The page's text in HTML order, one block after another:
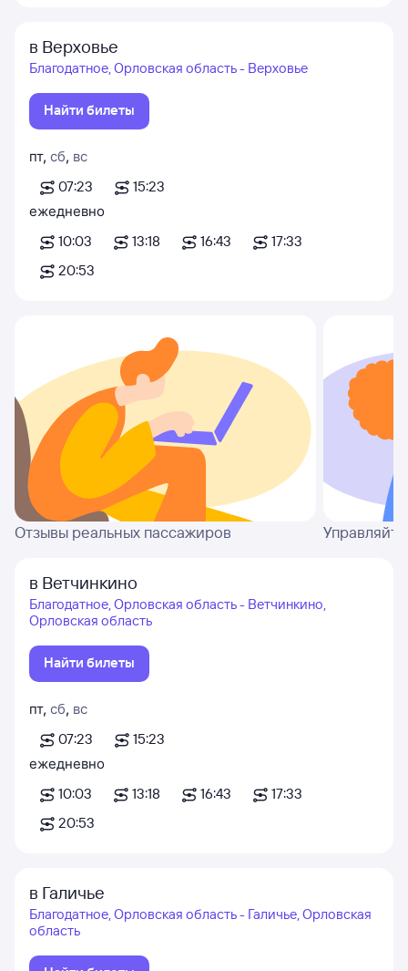
в Верховье
Благодатное, Орловская область - Верховье
Найти билеты
пт, сб, вс
07:23
15:23
ежедневно
10:03
13:18 16:43
17:33
20:53
Отзывы реальных пассажиров
в Ветчинкино
Благодатное, Орловская область - Ветчинкино,
Орловская область
Найти билеты
пт, сб, вс
07:23
15:23
ежедневно
10:03
13:18 16:43
17:33
20:53
в Галичье
Благодатное, Орловская область - Галичье, Орловская
область